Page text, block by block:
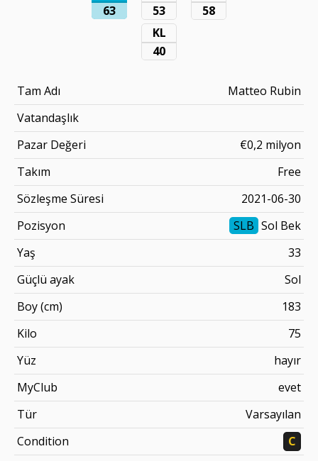
63
53
58
KL
40
Tam Adı
Matteo Rubin
Vatandaşlık
Pazar Değeri
€0,2 milyon
Takım
Free
Sözleşme Süresi
2021-06-30
Pozisyon
SLB Sol Bek
Yaş
33
Güçlü ayak
Sol
Boy (cm)
183
Kilo
75
Yüz
hayır
MyClub
evet
Tür
Varsayılan
Condition
C